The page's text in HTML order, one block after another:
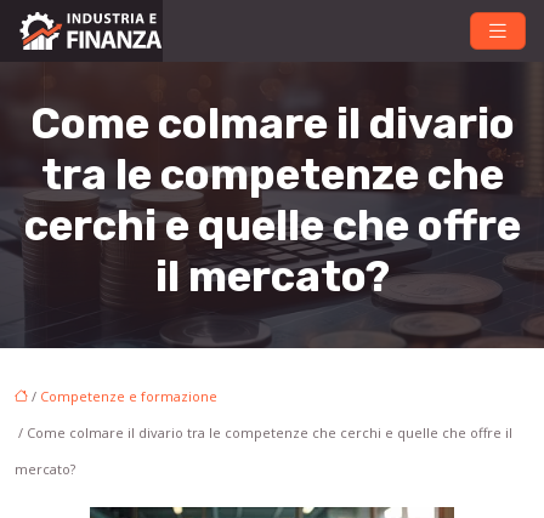
Come colmare il divario
tra le competenze che
cerchi e quelle che offre
il mercato?
/ Competenze e formazione
/ Come colmare il divario tra le competenze che cerchi e quelle che offre il
mercato?